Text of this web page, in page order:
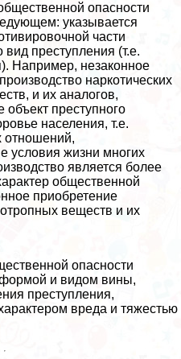
опасности
указывается
части
преступления (т.е.
Например, незаконное
наркотических
и их аналогов,
преступного
населения, т.е.
отношений,
условия жизни многих
является более
общественной
приобретение
веществ и их
опасности
формой и видом вины,
преступления,
вреда и тяжестью